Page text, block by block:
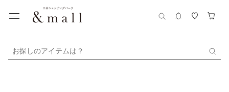
お探しのアイテムは？